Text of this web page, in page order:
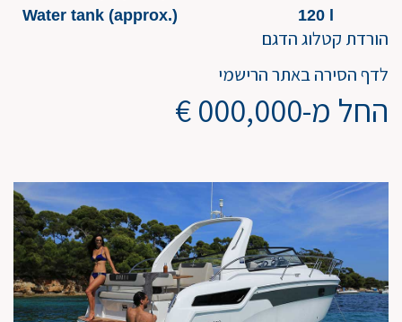
Water tank (approx.)
120 l
הורדת קטלוג הדגם
לדף הסירה באתר הרישמי
החל מ-000,000 €